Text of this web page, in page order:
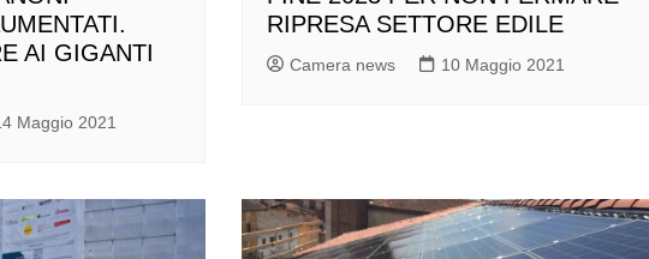
AI GIGANTI
Maggio 2021
RIPRESA SETTORE EDILE
Camera news 10 Maggio 2021